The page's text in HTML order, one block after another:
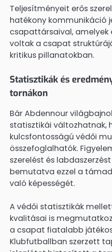
Teljesítményeit erős
hatékony kommunikáció
csapattársaival, amelyek
voltak a csapat
kritikus pillanatokban.
Statisztikák és
tornákon
Bár Abdennour
statisztikái változhatnak,
kulcsfontosságú védői
összefoglalhatók.
szerelést és
bemutatva ezzel a
való képességét.
A védői statisztikák
kvalitásai is
a csapat fiatalabb
Klubfutballban szerzett